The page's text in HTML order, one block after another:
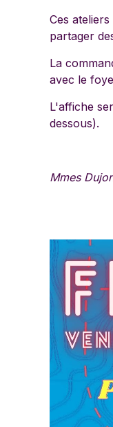
Ces
partager
La
avec le
L'affiche
dessous).
Mmes